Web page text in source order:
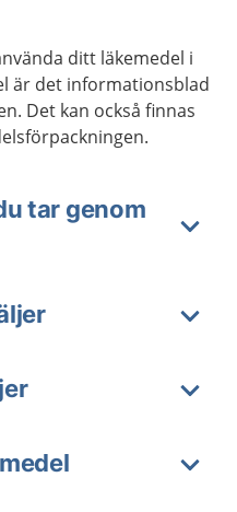
ditt läkemedel i
är det informationsblad
Det kan också finnas
tar genom